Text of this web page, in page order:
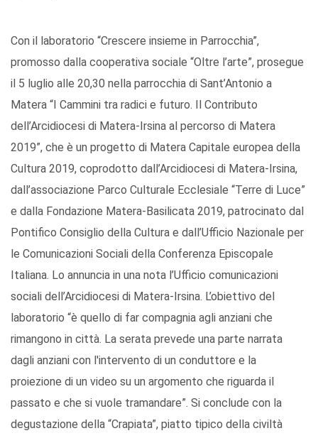
Con il laboratorio “Crescere insieme in Parrocchia”,
promosso dalla cooperativa sociale “Oltre l’arte”, prosegue
il 5 luglio alle 20,30 nella parrocchia di Sant’Antonio a
Matera “I Cammini tra radici e futuro. Il Contributo
dell’Arcidiocesi di Matera-Irsina al percorso di Matera
2019”, che è un progetto di Matera Capitale europea della
Cultura 2019, coprodotto dall’Arcidiocesi di Matera-Irsina,
dall’associazione Parco Culturale Ecclesiale “Terre di Luce”
e dalla Fondazione Matera-Basilicata 2019, patrocinato dal
Pontifico Consiglio della Cultura e dall’Ufficio Nazionale per
le Comunicazioni Sociali della Conferenza Episcopale
Italiana. Lo annuncia in una nota l’Ufficio comunicazioni
sociali dell’Arcidiocesi di Matera-Irsina. L’obiettivo del
laboratorio “è quello di far compagnia agli anziani che
rimangono in città. La serata prevede una parte narrata
dagli anziani con l'intervento di un conduttore e la
proiezione di un video su un argomento che riguarda il
passato e che si vuole tramandare”. Si conclude con la
degustazione della “Crapiata”, piatto tipico della civiltà